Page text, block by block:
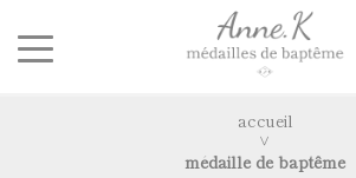
accueil
médaille de baptême